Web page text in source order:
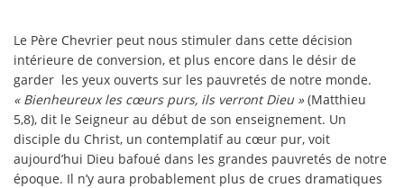
Le Père Chevrier peut nous stimuler dans cette décision
intérieure de conversion, et plus encore dans le désir de
garder les yeux ouverts sur les pauvretés de notre monde.
« Bienheureux les cœurs purs, ils verront Dieu »(Matthieu
5,8), dit le Seigneur au début de son enseignement. Un
disciple du Christ, un contemplatif au cœur pur, voit
aujourd’hui Dieu bafoué dans les grandes pauvretés de notre
époque. Il n’y aura probablement plus de crues dramatiques